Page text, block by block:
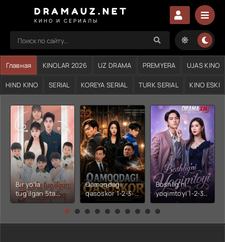
DRAMAUZ.NET
КИНО И СЕРИАЛЫ
Главная KINOLAR 2026 UZ DRAMA PREMYERA UJAS KINO
HIND KINO SERIAL KOREYA SERIAL TURK SERIAL KINO ESKI
Bir yo'la
tug'ilgan 5ta
chaqaloq 1-2-3-
Qamoqdagi
qasoskor 1-2-3-
4-5-6-7-10-20-
30-50-60-70-80-
Boshlig'ni
yoqimtoyi 1-2-3-
4-5-6-7-10-20-
30-50-60-70-80-